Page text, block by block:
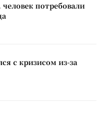
потребовали
с кризисом из-за